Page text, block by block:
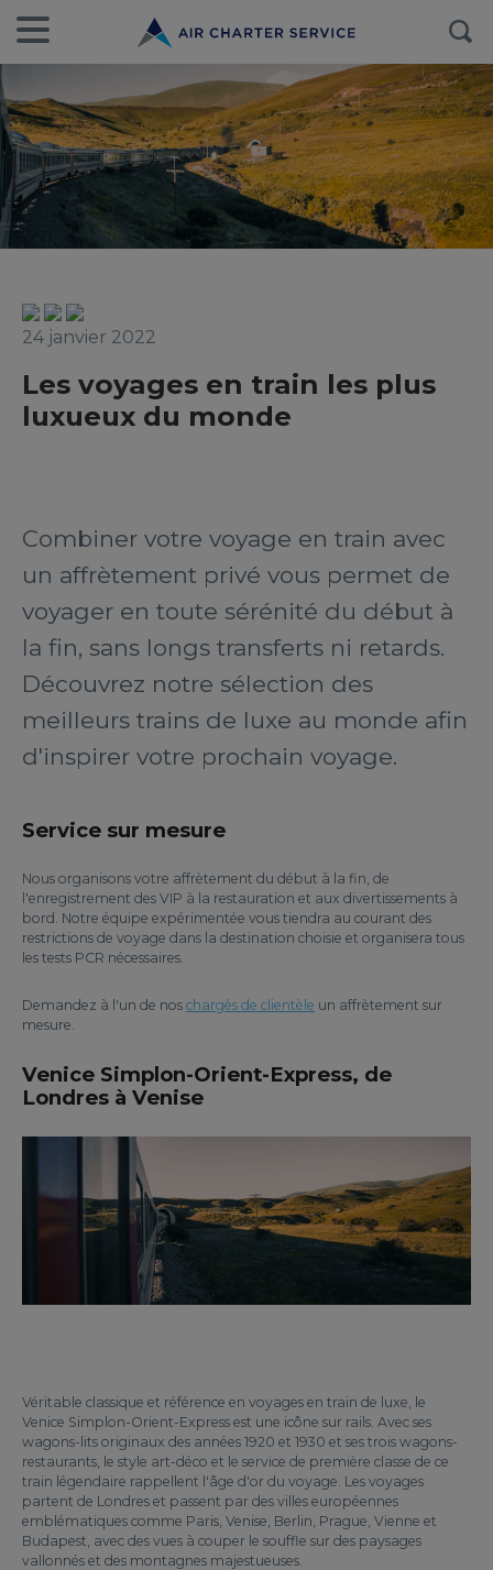
24 janvier 2022
Les voyages en train les plus
luxueux du monde
Combiner votre voyage en train avec
un affrètement privé vous permet de
voyager en toute sérénité du début à
la fin, sans longs transferts ni retards.
Découvrez notre sélection des
meilleurs trains de luxe au monde afin
d'inspirer votre prochain voyage.
Service sur mesure
Nous organisons votre affrètement du début à la fin, de
l'enregistrement des VIP à la restauration et aux divertissements à
bord. Notre équipe expérimentée vous tiendra au courant des
restrictions de voyage dans la destination choisie et organisera tous
les tests PCR nécessaires.
Demandez à l'un de nos chargés de clientèle un affrètement sur
mesure.
Venice Simplon-Orient-Express, de
Londres à Venise
Véritable classique et référence en voyages en train de luxe, le
Venice Simplon-Orient-Express est une icône sur rails. Avec ses
wagons-lits originaux des années 1920 et 1930 et ses trois wagons-
restaurants, le style art-déco et le service de première classe de ce
train légendaire rappellent l'âge d'or du voyage. Les voyages
partent de Londres et passent par des villes européennes
emblématiques comme Paris, Venise, Berlin, Prague, Vienne et
Budapest, avec des vues à couper le souffle sur des paysages
vallonnés et des montagnes majestueuses.